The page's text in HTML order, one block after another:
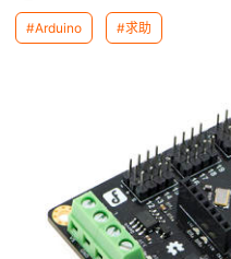
#Arduino #求助
本帖最后由 t2-